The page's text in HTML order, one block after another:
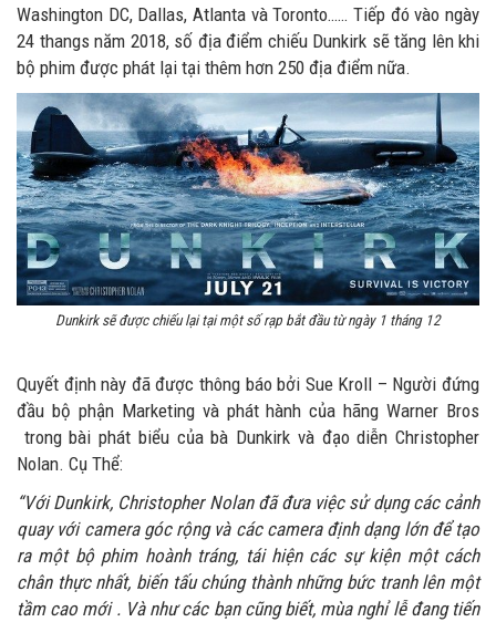
Washington DC, Dallas, Atlanta và Toronto…… Tiếp đó vào ngày
24 thangs năm 2018, số địa điểm chiếu Dunkirk sẽ tăng lên khi
bộ phim được phát lại tại thêm hơn 250 địa điểm nữa.
Dunkirk sẽ được chiếu lại tại một số rạp bắt đầu từ ngày 1 tháng 12
Quyết định này đã được thông báo bởi Sue Kroll – Người đứng
đầu bộ phận Marketing và phát hành của hãng Warner Bros
trong bài phát biểu của bà Dunkirk và đạo diễn Christopher
Nolan. Cụ Thể:
“Với Dunkirk, Christopher Nolan đã đưa việc sử dụng các cảnh
quay với camera góc rộng và các camera định dạng lớn để tạo
ra một bộ phim hoành tráng, tái hiện các sự kiện một cách
chân thực nhất, biến tấu chúng thành những bức tranh lên một
tầm cao mới . Và như các bạn cũng biết, mùa nghỉ lễ đang tiến